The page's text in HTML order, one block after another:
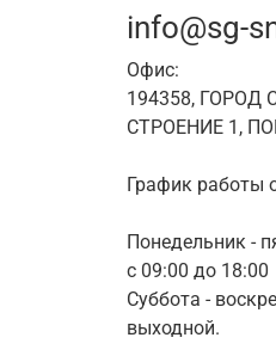
info@sg-
Офис:
194358, ГОРОД
СТРОЕНИЕ 1,
График работы
Понедельник -
с 09:00 до 18:00
Суббота -
выходной.